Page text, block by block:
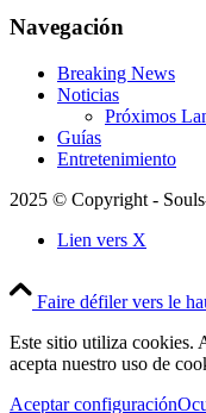
Navegación
Breaking News
Noticias
Próximos
Guías
Entretenimiento
2025 © Copyright -
Lien vers X
Faire défiler vers le
Este sitio utiliza cookies.
acepta nuestro uso de
Aceptar configuración